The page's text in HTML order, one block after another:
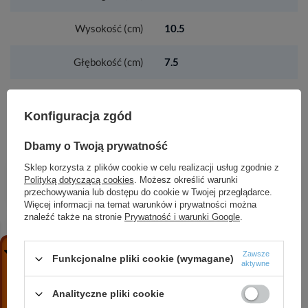
Wysokość (cm) 10.5
Głębokość (cm) 7.5
ZOBACZ RÓWNIEŻ
HG Vernis Shape 4-otworowa bateria na brzeg
wanny, Czarny Matowy
1 750,41 zł / szt.
AX One Jednouchwytowa bateria umywalkowa
2 479,68 zł
szt.
AX One 3-otworowa bateria umywalkowa z
uchwytami jednoramiennymi i wylewką 220 mm,
Konfiguracja zgód
Dbamy o Twoją prywatność
Sklep korzysta z plików cookie w celu realizacji usług zgodnie z
Polityką dotyczącą cookies. Możesz określić warunki
przechowywania lub dostępu do cookie w Twojej przeglądarce.
Więcej informacji na temat warunków i prywatności można
znaleźć także na stronie Prywatność i warunki Google.
Funkcjonalne pliki cookie (wymagane)
Zawsze
aktywne
Analityczne pliki cookie